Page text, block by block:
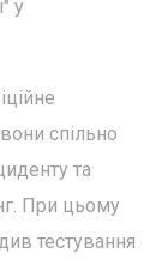
у
спільно
та
При цьому
тестування